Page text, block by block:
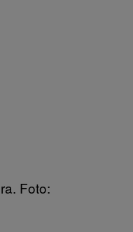
Foto: